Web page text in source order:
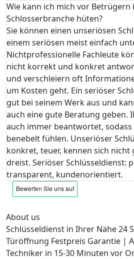
Wie kann ich mich vor Betrügern
Schlosserbranche hüten?
Sie können einen unseriösen
einem seriösen meist einfach
Nichtprofessionelle Fachleute
nicht korrekt und konkret
und verschleiern oft
um Kosten geht. Ein seriöser
gut bei seinem Werk aus und
auch eine gute Beratung geben.
auch immer beantwortet, sodass
benebelt fühlen. Unseriöser
konkret, teuer, kennen sich nicht
dreist. Seriöser Schlüsseldienst:
transparent, kundenorientiert.
About us
Schlüsseldienst in Ihrer Nähe
Türöffnung Festpreis Garantie |
Techniker in 15-30 Minuten vor